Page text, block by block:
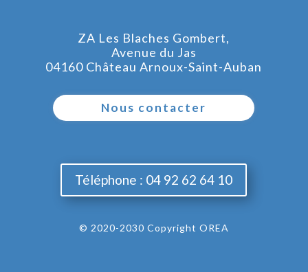
ZA Les Blaches Gombert,
Avenue du Jas
04160 Château Arnoux-Saint-Auban
Nous contacter
Téléphone : 04 92 62 64 10
© 2020-2030 Copyright OREA